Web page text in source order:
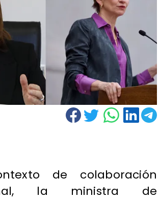
de colaboración
la ministra de